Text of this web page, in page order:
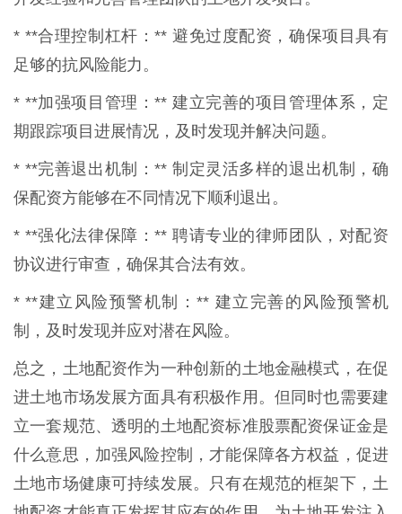
* **合理控制杠杆：** 避免过度配资，确保项目具有
足够的抗风险能力。
* **加强项目管理：** 建立完善的项目管理体系，定
期跟踪项目进展情况，及时发现并解决问题。
* **完善退出机制：** 制定灵活多样的退出机制，确
保配资方能够在不同情况下顺利退出。
* **强化法律保障：** 聘请专业的律师团队，对配资
协议进行审查，确保其合法有效。
* **建立风险预警机制：** 建立完善的风险预警机
制，及时发现并应对潜在风险。
总之，土地配资作为一种创新的土地金融模式，在促
进土地市场发展方面具有积极作用。但同时也需要建
立一套规范、透明的土地配资标准股票配资保证金是
什么意思，加强风险控制，才能保障各方权益，促进
土地市场健康可持续发展。只有在规范的框架下，土